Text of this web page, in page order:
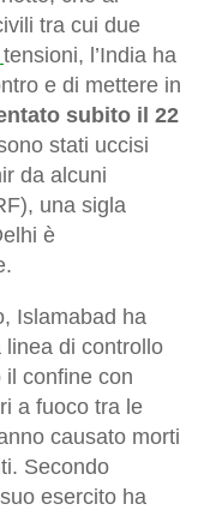
tra cui due
tensioni, l’India ha
e di mettere in
subito il 22
stati uccisi
da alcuni
una sigla
è
Islamabad ha
linea di controllo
confine con
a fuoco tra le
causato morti
Secondo
esercito ha